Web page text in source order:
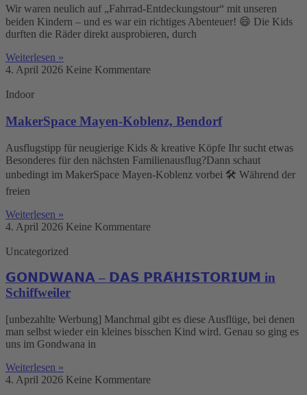
Wir waren neulich auf „Fahrrad-Entdeckungstour“ mit unseren
beiden Kindern – und es war ein richtiges Abenteuer! 😄 Die Kids
durften die Räder direkt ausprobieren, durch
Weiterlesen »
4. April 2026 Keine Kommentare
Indoor
MakerSpace Mayen-Koblenz, Bendorf
Ausflugstipp für neugierige Kids & kreative Köpfe Ihr sucht etwas
Besonderes für den nächsten Familienausflug?Dann schaut
unbedingt im MakerSpace Mayen-Koblenz vorbei 🛠️ Während der
freien
Weiterlesen »
4. April 2026 Keine Kommentare
Uncategorized
𝗚𝗢𝗡𝗗𝗪𝗔𝗡𝗔 – 𝗗𝗔𝗦 𝗣𝗥𝗔̈𝗛𝗜𝗦𝗧𝗢𝗥𝗜𝗨𝗠 in
Schiffweiler
[unbezahlte Werbung] Manchmal gibt es diese Ausflüge, bei denen
man selbst wieder ein kleines bisschen Kind wird. Genau so ging es
uns im Gondwana in
Weiterlesen »
4. April 2026 Keine Kommentare